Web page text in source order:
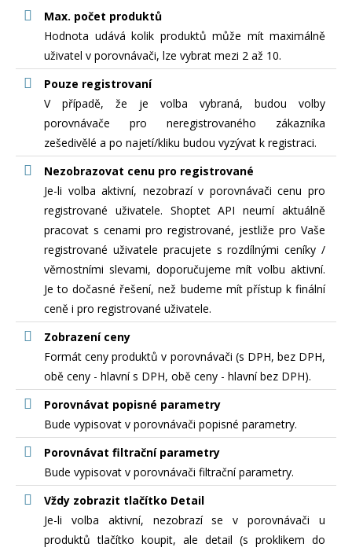
Max. počet produktů
Hodnota udává kolik produktů může mít maximálně
uživatel v porovnávači, lze vybrat mezi 2 až 10.
Pouze registrovaní
V případě, že je volba vybraná, budou volby
porovnávače pro neregistrovaného zákazníka
zešedivělé a po najetí/kliku budou vyzývat k registraci.
Nezobrazovat cenu pro registrované
Je-li volba aktivní, nezobrazí v porovnávači cenu pro
registrované uživatele. Shoptet API neumí aktuálně
pracovat s cenami pro registrované, jestliže pro Vaše
registrované uživatele pracujete s rozdílnými ceníky /
věrnostními slevami, doporučujeme mít volbu aktivní.
Je to dočasné řešení, než budeme mít přístup k finální
ceně i pro registrované uživatele.
Zobrazení ceny
Formát ceny produktů v porovnávači (s DPH, bez DPH,
obě ceny - hlavní s DPH, obě ceny - hlavní bez DPH).
Porovnávat popisné parametry
Bude vypisovat v porovnávači popisné parametry.
Porovnávat filtrační parametry
Bude vypisovat v porovnávači filtrační parametry.
Vždy zobrazit tlačítko Detail
Je-li volba aktivní, nezobrazí se v porovnávači u
produktů tlačítko koupit, ale detail (s proklikem do